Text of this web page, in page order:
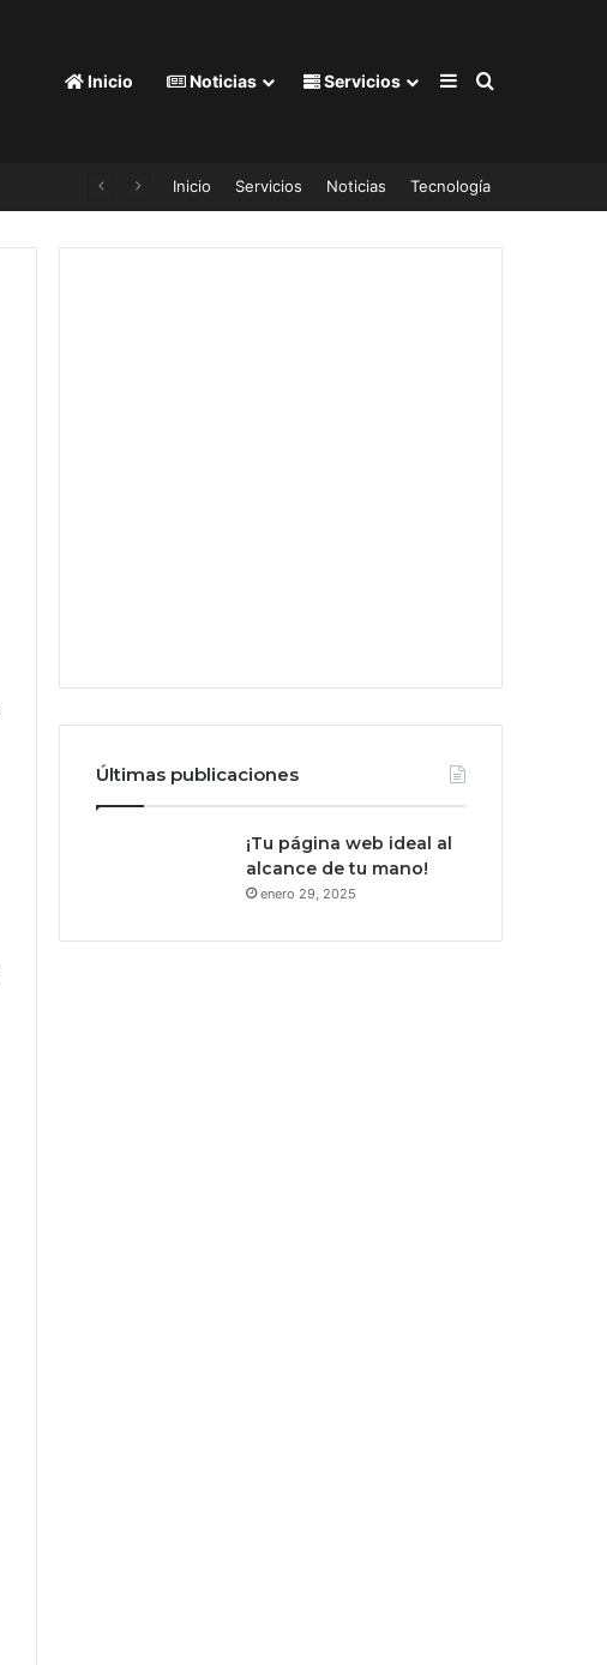
Inicio Noticias Servicios Barra lateral
Buscar por
Inicio Servicios Noticias Tecnología
Últimas publicaciones
¡Tu página web ideal al
alcance de tu mano!
enero 29, 2025